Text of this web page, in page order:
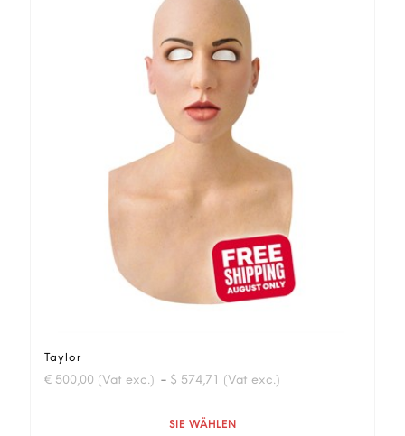
Taylor
€ 500,00 (Vat exc.) - $ 574,71 (Vat exc.)
Quantità
SIE WÄHLEN